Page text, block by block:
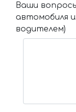
Ваши
автомобиля
водителем)